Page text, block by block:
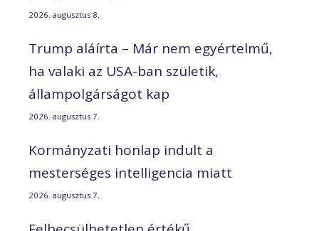
2026. augusztus 8.
Trump aláírta – Már nem egyértelmű,
ha valaki az USA-ban születik,
állampolgárságot kap
2026. augusztus 7.
Kormányzati honlap indult a
mesterséges intelligencia miatt
2026. augusztus 7.